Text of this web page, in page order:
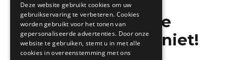
Mis de laatste
bouwnieuwtjes niet!
Deze website gebruikt cookies om uw
gebruikservaring te verbeteren. Cookies
worden gebruikt voor het tonen van
gepersonaliseerde advertenties. Door onze
website te gebruiken, stemt u in met alle
cookies in overeenstemming met ons